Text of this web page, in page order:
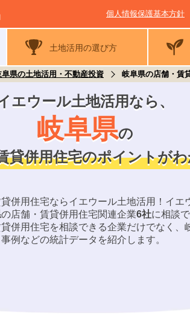
個人情報保護基本方針
土地活用の選び方
阜県の土地活用・不動産投資 岐阜県の店舗・賃
エウール土地活用なら、
岐阜県の
貸併用住宅のポイントが
併用住宅ならイエウール土地活用！ イエ
の店舗・賃貸併用住宅関連企業6社に相談
併用住宅を相談できる企業だけでなく、
例などの統計データを紹介します。